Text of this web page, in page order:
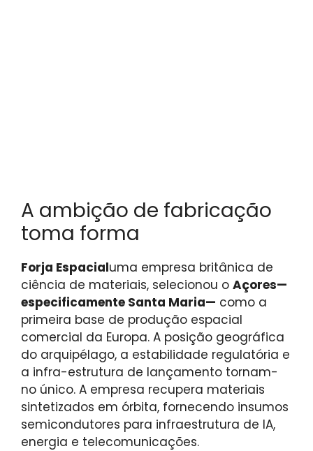
A ambição de fabricação
toma forma
Forja Espacialuma empresa britânica de
ciência de materiais, selecionou o Açores—
especificamente Santa Maria— como a
primeira base de produção espacial
comercial da Europa. A posição geográfica
do arquipélago, a estabilidade regulatória e
a infra-estrutura de lançamento tornam-
no único. A empresa recupera materiais
sintetizados em órbita, fornecendo insumos
semicondutores para infraestrutura de IA,
energia e telecomunicações.